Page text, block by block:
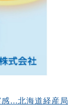
感…北海道経産局